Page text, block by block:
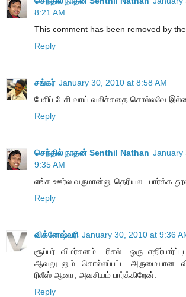
8:21 AM
This comment has been removed by
Reply
சங்கர் January 30, 2010 at 8:58 AM
பேசிப் பேசி வாய் வலிச்சதை சொல்லவே
Reply
செந்தில் நாதன் Senthil Nathan January
9:35 AM
எங்க ஊர்ல வருமான்னு தெரியல...பார்க்க
Reply
விக்னேஷ்வரி January 30, 2010 at 9:36
சூப்பர் விமர்சனம் பரிசல். ஒரு
ஆவலுடனும் சொல்லப்பட்ட அருமையான
ரிலீஸ் ஆனா, அவசியம் பார்க்கிறேன்.
Reply